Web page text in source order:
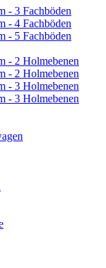
- 3 Fachböden
- 4 Fachböden
- 5 Fachböden
- 2 Holmebenen
- 2 Holmebenen
- 3 Holmebenen
- 3 Holmebenen